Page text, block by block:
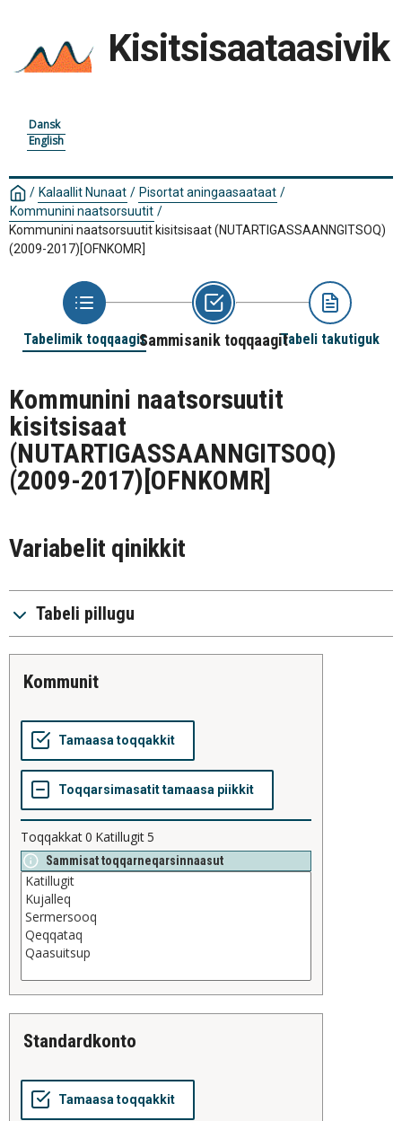
Kisitsisaataasivik
Dansk
English
/ Kalaallit Nunaat / Pisortat aningaasaataat /
Kommunini naatsorsuutit /
Kommunini naatsorsuutit kisitsisaat (NUTARTIGASSAANNGITSOQ)
(2009-2017)[OFNKOMR]
Tabelimik toqqaagitSammisanik toqqaagitTabeli takutiguk
Kommunini naatsorsuutit
kisitsisaat
(NUTARTIGASSAANNGITSOQ)
(2009-2017) [OFNKOMR]
Variabelit qinikkit
Tabeli pillugu
kommunit
Toqqakkat0 Katillugit5
Sammisat toqqarneqarsinnaasut
standardkonto